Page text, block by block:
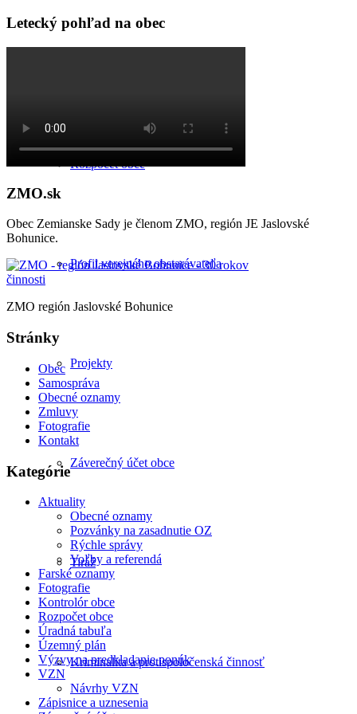
Rozpočet obce
Profil verejného obstarávateľa
Projekty
Záverečný účet obce
Tiráž
Kriminalita a protispoločenská činnosť
Letecký pohľad na obec
ZMO.sk
Obec Zemianske Sady je členom ZMO, región JE Jaslovské
Bohunice.
ZMO región Jaslovské Bohunice
Stránky
Obec
Samospráva
Obecné oznamy
Zmluvy
Fotografie
Kontakt
Kategórie
Aktuality
Obecné oznamy
Pozvánky na zasadnutie OZ
Rýchle správy
Voľby a referendá
Farské oznamy
Fotografie
Kontrolór obce
Rozpočet obce
Úradná tabuľa
Územný plán
Výzvy na predkladanie ponúk
VZN
Návrhy VZN
Zápisnice a uznesenia